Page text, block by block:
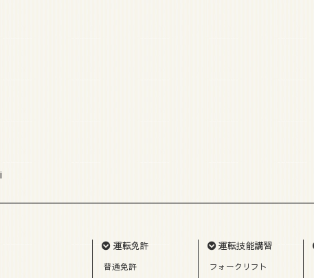
i
運転免許
普通免許
運転技能講習
フォークリフト